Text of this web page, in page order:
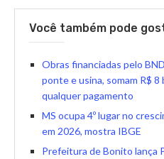
Você também pode
Obras financiadas pelo
ponte e usina, somam R$
qualquer pagamento
MS ocupa 4º lugar no
em 2026, mostra IBGE
Prefeitura de Bonito lança